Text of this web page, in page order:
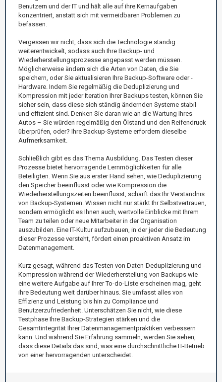
Benutzern und der IT und hält alle auf ihre Kernaufgaben
konzentriert, anstatt sich mit vermeidbaren Problemen zu
befassen.
Vergessen wir nicht, dass sich die Technologie ständig
weiterentwickelt, sodass auch Ihre Backup- und
Wiederherstellungsprozesse angepasst werden müssen.
Möglicherweise ändern sich die Arten von Daten, die Sie
speichern, oder Sie aktualisieren Ihre Backup-Software oder -
Hardware. Indem Sie regelmäßig die Deduplizierung und
Kompression mit jeder Iteration Ihrer Backups testen, können Sie
sicher sein, dass diese sich ständig ändernden Systeme stabil
und effizient sind. Denken Sie daran wie an die Wartung Ihres
Autos – Sie würden regelmäßig den Ölstand und den Reifendruck
überprüfen, oder? Ihre Backup-Systeme erfordern dieselbe
Aufmerksamkeit.
Schließlich gibt es das Thema Ausbildung. Das Testen dieser
Prozesse bietet hervorragende Lernmöglichkeiten für alle
Beteiligten. Wenn Sie aus erster Hand sehen, wie Deduplizierung
den Speicher beeinflusst oder wie Kompression die
Wiederherstellungszeiten beeinflusst, schärft das Ihr Verständnis
von Backup-Systemen. Wissen nicht nur stärkt Ihr Selbstvertrauen,
sondern ermöglicht es Ihnen auch, wertvolle Einblicke mit Ihrem
Team zu teilen oder neue Mitarbeiter in der Organisation
auszubilden. Eine IT-Kultur aufzubauen, in der jeder die Bedeutung
dieser Prozesse versteht, fördert einen proaktiven Ansatz im
Datenmanagement.
Kurz gesagt, während das Testen von Daten-Deduplizierung und -
Kompression während der Wiederherstellung von Backups wie
eine weitere Aufgabe auf Ihrer To-do-Liste erscheinen mag, geht
ihre Bedeutung weit darüber hinaus. Sie umfasst alles von
Effizienz und Leistung bis hin zu Compliance und
Benutzerzufriedenheit. Unterschätzen Sie nicht, wie diese
Testphase Ihre Backup-Strategien stärken und die
Gesamtintegrität Ihrer Datenmanagementpraktiken verbessern
kann. Und während Sie Erfahrung sammeln, werden Sie sehen,
dass diese Details das sind, was eine durchschnittliche IT-Betrieb
von einer hervorragenden unterscheidet.